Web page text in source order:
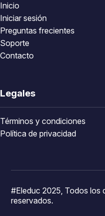
Inicio
Iniciar sesión
Preguntas frecientes
Soporte
Contacto
Legales
Términos y condiciones
Política de privacidad
#Eleduc 2025, Todos los
reservados.